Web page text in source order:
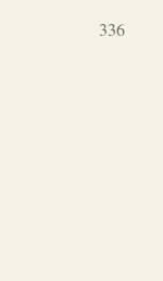
336